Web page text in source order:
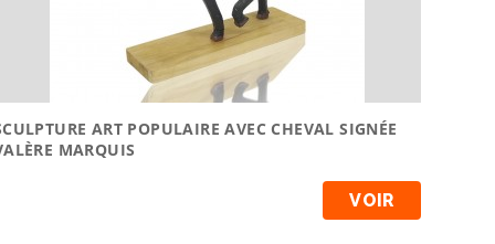
ART POPULAIRE AVEC CHEVAL SIGNÉE
MARQUIS
VOIR